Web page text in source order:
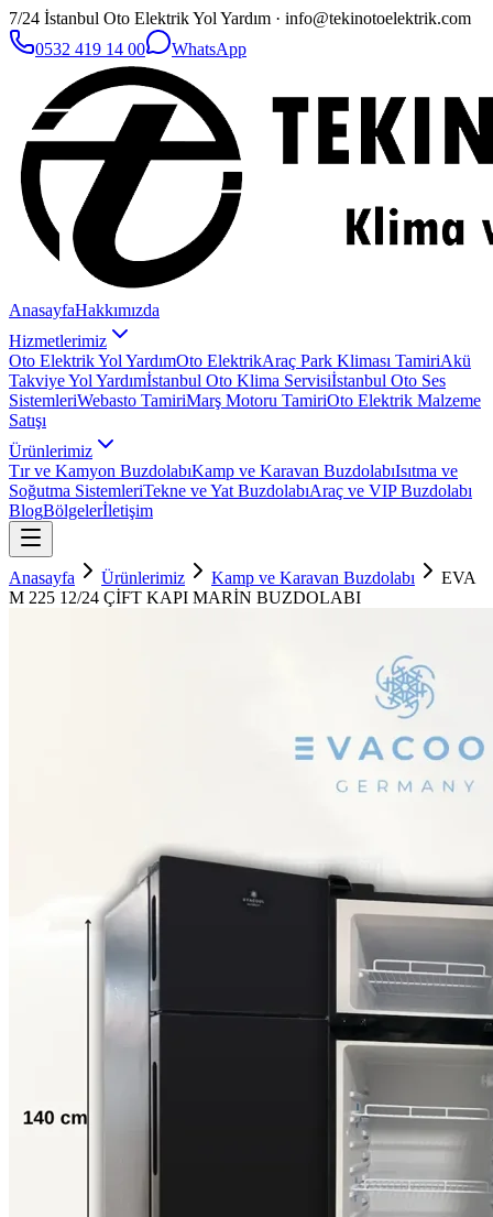
7/24 İstanbul Oto Elektrik Yol Yardım · info@tekinotoelektrik.com
0532 419 14 00
WhatsApp
AnasayfaHakkımızda
Hizmetlerimiz
Oto Elektrik Yol YardımOto ElektrikAraç Park Kliması TamiriAkü
Takviye Yol Yardımİstanbul Oto Klima Servisiİstanbul Oto Ses
SistemleriWebasto TamiriMarş Motoru TamiriOto Elektrik Malzeme
Satışı
Ürünlerimiz
Tır ve Kamyon BuzdolabıKamp ve Karavan BuzdolabıIsıtma ve
Soğutma SistemleriTekne ve Yat BuzdolabıAraç ve VIP Buzdolabı
BlogBölgelerİletişim
Anasayfa Ürünlerimiz Kamp ve Karavan Buzdolabı
EVA
M 225 12/24 ÇİFT KAPI MARİN BUZDOLABI